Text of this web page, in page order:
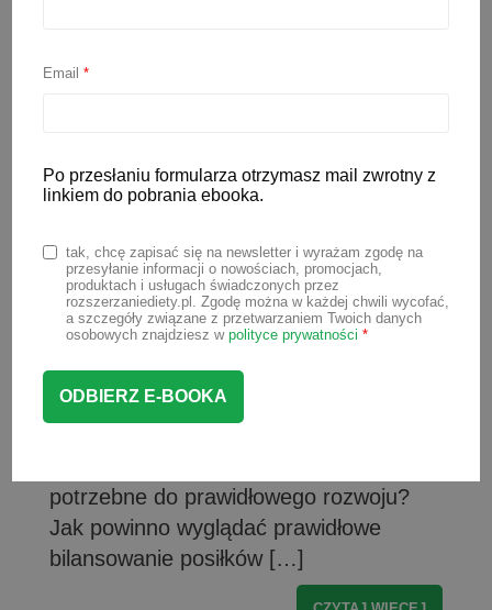
niemowlaka
Żywienie dziecka w pierwszym roku
energii i wszystkich niezbędnych
składników odżywczych. To przede
wszystkim nauka nowych umiejętności,
próbowanie i poznawanie różnych
smaków oraz kształtowanie
prawidłowych nawyków żywieniowych.
potrzebne do prawidłowego rozwoju?
Jak powinno wyglądać prawidłowe
bilansowanie posiłków […]
Email*
Po przesłaniu formularza otrzymasz mail zwrotny z
linkiem do pobrania ebooka.
tak, chcę zapisać się na newsletter i wyrażam zgodę na
przesyłanie informacji o nowościach, promocjach,
produktach i usługach świadczonych przez
rozszerzaniediety.pl. Zgodę można w każdej chwili wycofać,
a szczegóły związane z przetwarzaniem Twoich danych
osobowych znajdziesz w polityce prywatności *